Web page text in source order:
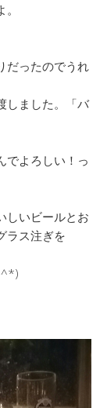
だったのでうれ
しました。「バ
でよろしい！っ
しいビールとお
ラス注ぎを